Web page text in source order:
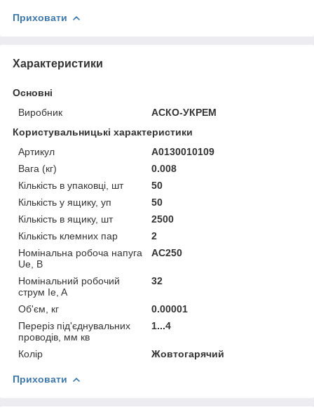
Приховати
Характеристики
Основні
Виробник
АСКО-УКРЕМ
Користувальницькі характеристики
Артикул
A0130010109
Вага (кг)
0.008
Кількість в упаковці, шт
50
Кількість у ящику, уп
50
Кількість в ящику, шт
2500
Кількість клемних пар
2
Номінальна робоча напуга
Ue, В
AC250
Номінальний робочий
струм Ie, A
32
Об'єм, кг
0.00001
Переріз під'єднувальних
проводів, мм кв
1...4
Колір Жовтогарячий
Приховати